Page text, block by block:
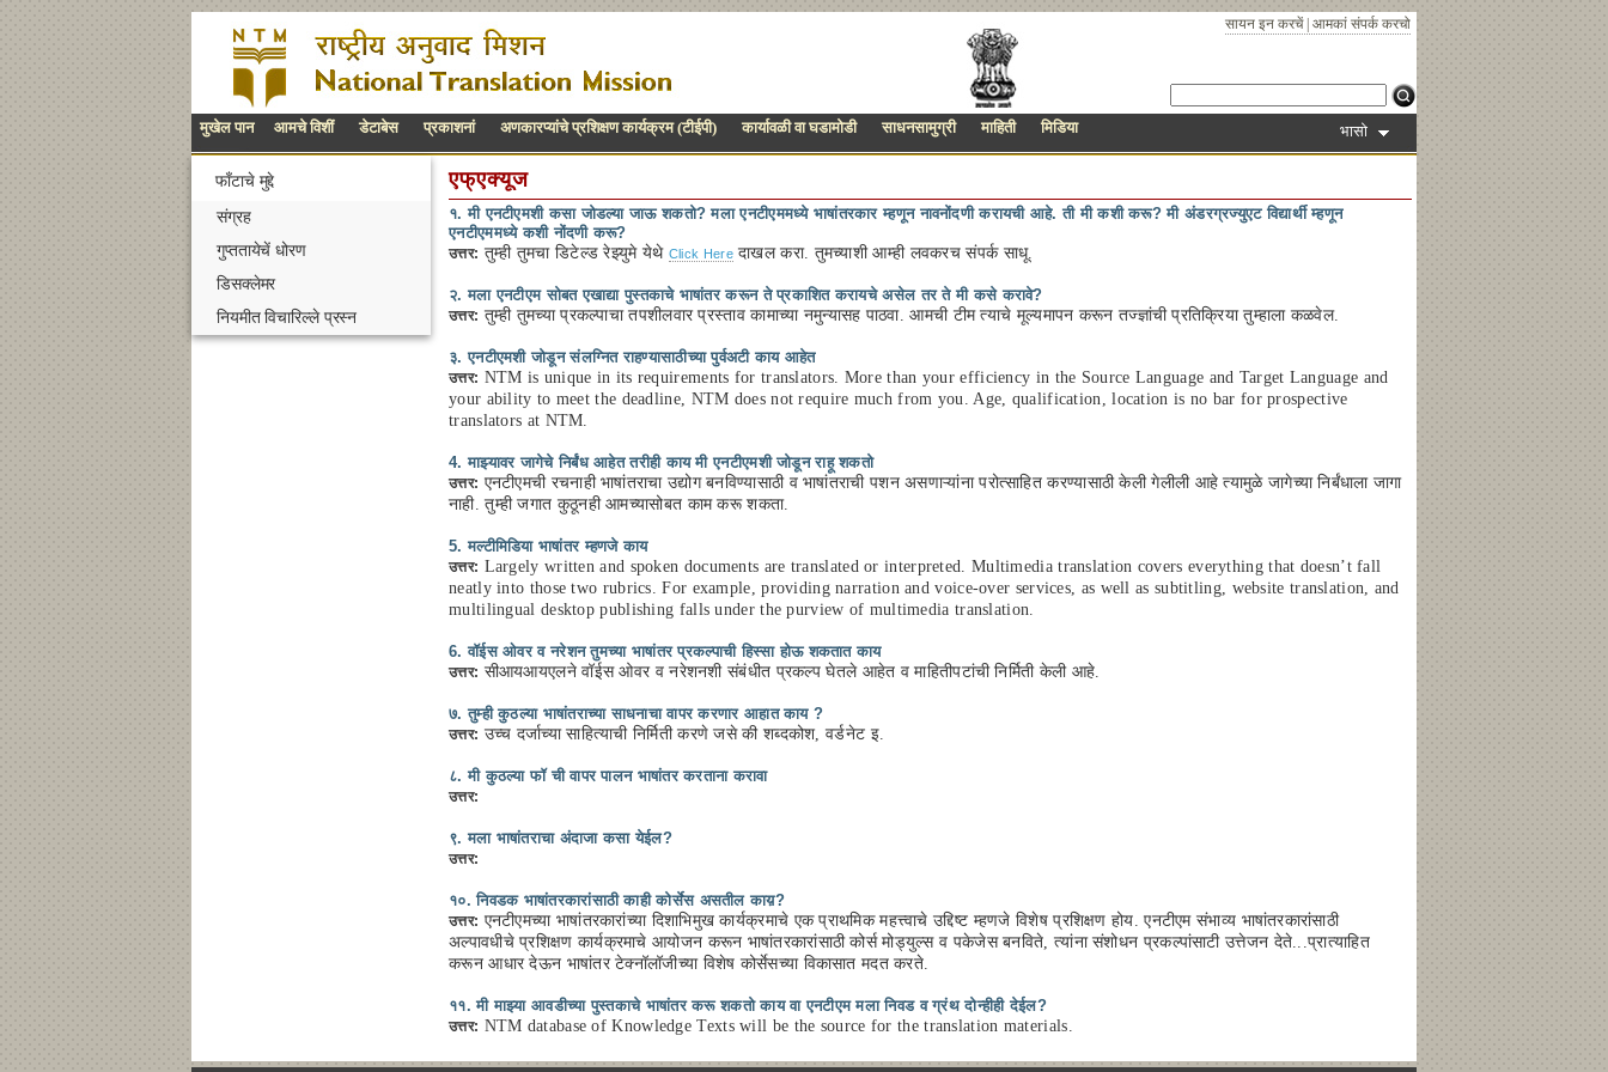
सायन इन करचें| आमकां संपर्क करचो
मुखेल पान आमचे विशीं डेटाबेस प्रकाशनां अणकारप्यांचे प्रशिक्षण कार्यक्रम (टीईपी) कार्यावळी वा घडामोडी साधनसामुग्री माहिती मिडिया भासो
फाँटाचे मुद्दे
संग्रह
गुप्ततायेचें धोरण
डिसक्लेमर
नियमीत विचारिल्ले प्रस्न
एफ्एक्यूज
१. मी एनटीएमशी कसा जोडल्या जाऊ शकतो? मला एनटीएममध्ये भाषांतरकार म्हणून नावनोंदणी करायची आहे. ती मी कशी करू? मी अंडरग्रज्युएट विद्यार्थी म्हणून
एनटीएममध्ये कशी नोंदणी करू?
उत्तर: तुम्ही तुमचा डिटेल्ड रेझ्युमे येथे Click Hereदाखल करा. तुमच्याशी आम्ही लवकरच संपर्क साधू.
२. मला एनटीएम सोबत एखाद्या पुस्तकाचे भाषांतर करून ते प्रकाशित करायचे असेल तर ते मी कसे करावे?
उत्तर: तुम्ही तुमच्या प्रकल्पाचा तपशीलवार प्रस्ताव कामाच्या नमुन्यासह पाठवा. आमची टीम त्याचे मूल्यमापन करून तज्ज्ञांची प्रतिक्रिया तुम्हाला कळवेल.
३. एनटीएमशी जोडून संलग्नित राहण्यासाठीच्या पुर्वअटी काय आहेत
उत्तर: NTM is unique in its requirements for translators. More than your efficiency in the Source Language and Target Language and
your ability to meet the deadline, NTM does not require much from you. Age, qualification, location is no bar for prospective
translators at NTM.
4. माझ्यावर जागेचे निर्बंध आहेत तरीही काय मी एनटीएमशी जोडून राहू शकतो
उत्तर: एनटीएमची रचनाही भाषांतराचा उद्योग बनविण्यासाठी व भाषांतराची पशन असणाऱ्यांना परोत्साहित करण्यासाठी केली गेलीली आहे त्यामुळे जागेच्या निर्बंधाला जागा
नाही. तुम्ही जगात कुठूनही आमच्यासोबत काम करू शकता.
5. मल्टीमिडिया भाषांतर म्हणजे काय
उत्तर: Largely written and spoken documents are translated or interpreted. Multimedia translation covers everything that doesn’t fall
neatly into those two rubrics. For example, providing narration and voice-over services, as well as subtitling, website translation, and
multilingual desktop publishing falls under the purview of multimedia translation.
6. वॉईस ओवर व नरेशन तुमच्या भाषांतर प्रकल्पाची हिस्सा होऊ शकतात काय
उत्तर: सीआयआयएलने वॉईस ओवर व नरेशनशी संबंधीत प्रकल्प घेतले आहेत व माहितीपटांची निर्मिती केली आहे.
७. तुम्ही कुठल्या भाषांतराच्या साधनाचा वापर करणार आहात काय ?
उत्तर: उच्च दर्जाच्या साहित्याची निर्मिती करणे जसे की शब्दकोश, वर्डनेट इ.
८. मी कुठल्या फॉ ची वापर पालन भाषांतर करताना करावा
उत्तर:
९. मला भाषांतराचा अंदाजा कसा येईल?
उत्तर:
१०. निवडक भाषांतरकारांसाठी काही कोर्सेस असतील काय़?
उत्तर: एनटीएमच्या भाषांतरकारांच्या दिशाभिमुख कार्यक्रमाचे एक प्राथमिक महत्त्वाचे उद्दिष्ट म्हणजे विशेष प्रशिक्षण होय. एनटीएम संभाव्य भाषांतरकारांसाठी
अल्पावधीचे प्रशिक्षण कार्यक्रमाचे आयोजन करून भाषांतरकारांसाठी कोर्स मोड्युल्स व पकेजेस बनविते, त्यांना संशोधन प्रकल्पांसाटी उत्तेजन देते...प्रात्याहित
करून आधार देऊन भाषांतर टेक्नॉलॉजीच्या विशेष कोर्सेसच्या विकासात मदत करते.
११. मी माझ्या आवडीच्या पुस्तकाचे भाषांतर करू शकतो काय वा एनटीएम मला निवड व ग्रंथ दोन्हीही देईल?
उत्तर: NTM database of Knowledge Texts will be the source for the translation materials.